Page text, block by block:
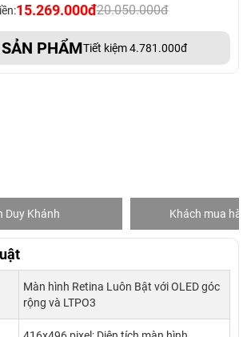
15.269.000đ20.050.000đ
PHẨMTiết kiệm 4.781.000đ
Duy Khánh Khách mua
Màn hình Retina Luôn Bật với OLED góc
rộng và LTPO3